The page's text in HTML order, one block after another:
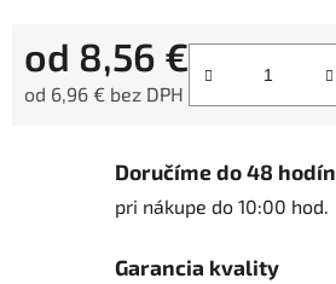
od 8,56 €
od 6,96 € bez DPH
Doručíme do 48 hodín
pri nákupe do 10:00 hod.
Garancia kvality